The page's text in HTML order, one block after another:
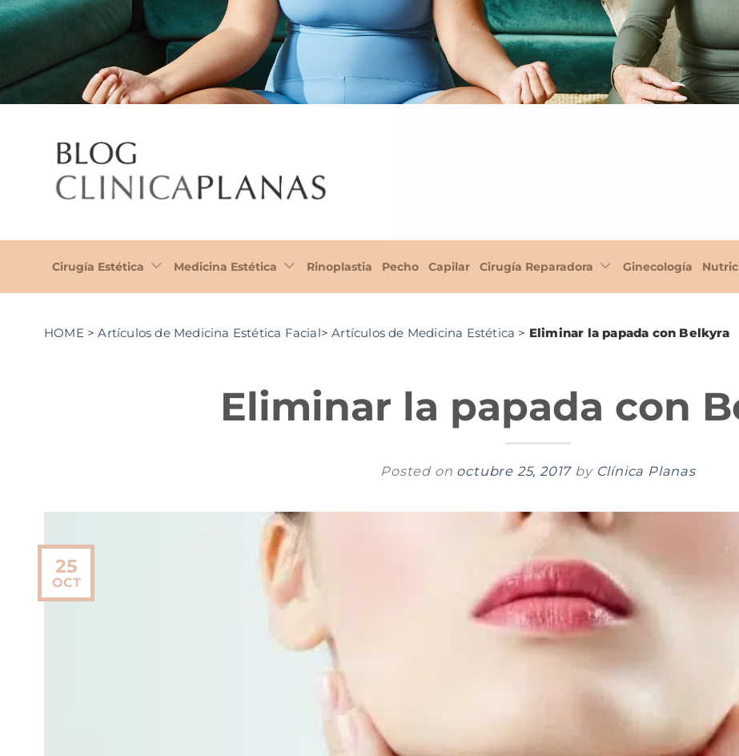
Cirugía Estética Medicina Estética Rinoplastia Pecho Capilar Cirugía Reparadora Ginecología
HOME >Artículos de Medicina Estética Facial>Artículos de Medicina Estética > Eliminar la papada con Belkyra
Eliminar la papada con
Posted on octubre 25, 2017 by Clínica Planas
25
OCT